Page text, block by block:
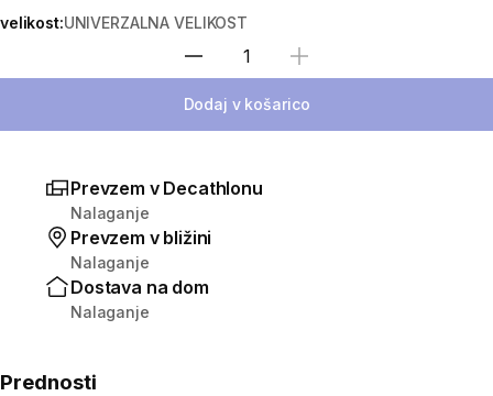
velikost:UNIVERZALNA VELIKOST
Izberite količino
Dodaj v košarico
Prevzem v Decathlonu
Nalaganje
Prevzem v bližini
Nalaganje
Dostava na dom
Nalaganje
Prednosti